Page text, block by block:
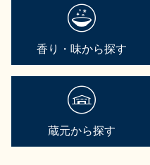
地酒用語集
香り・味から探す
蔵元から探す